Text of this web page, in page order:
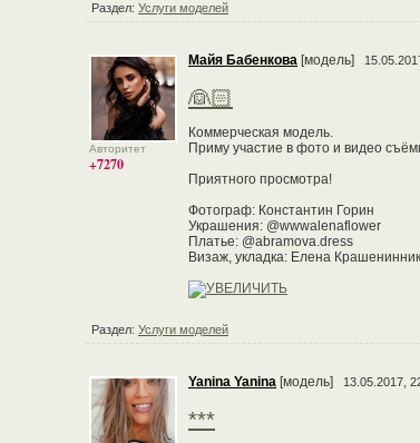
Раздел: Услуги моделей
Авторитет
+7270
Майя Бабенкова [модель]
👰🏻
Коммерческая модель.
Приму участие в фото и видео
Приятного просмотра!
Фотограф: Константин Горин
Украшения: @wwwalenaflower
Платье: @abramova.dress
Визаж, укладка: Елена
Раздел: Услуги моделей
Yanina Yanina [модель] 13.05.2017,
***